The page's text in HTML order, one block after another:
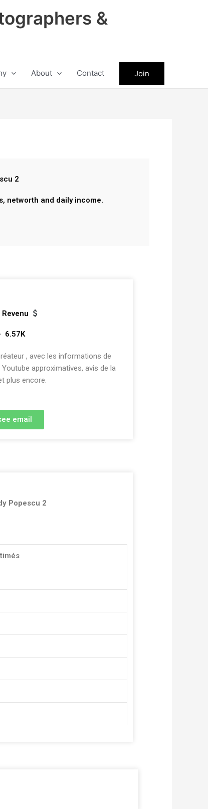
&
About Contact Join
2
networth and daily income.
 6.57K
, avec les informations de
approximatives, avis de la
plus encore.
email
Popescu 2